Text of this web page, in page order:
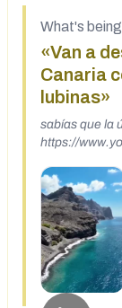
What's
«Van a
Canaria
lubinas»
sabías que la
https://